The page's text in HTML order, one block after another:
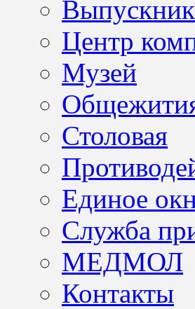
Центр
Музей
Столовая
Единое
Служба
МЕДМОЛ
Контакты